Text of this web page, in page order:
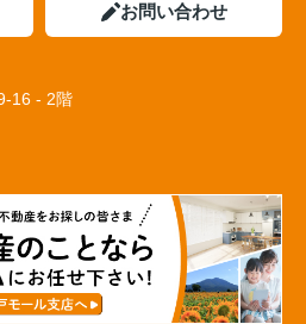
お問い合わせ
16 - 2階